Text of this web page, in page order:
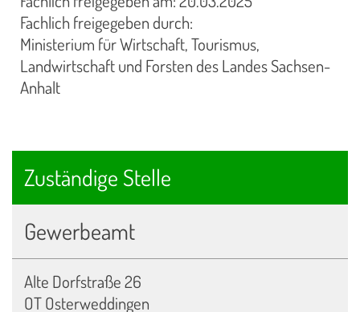
Fachlich freigegeben durch:
Ministerium für Wirtschaft, Tourismus,
Landwirtschaft und Forsten des Landes Sachsen-
Anhalt
Zuständige Stelle
Gewerbeamt
Alte Dorfstraße 26
OT Osterweddingen